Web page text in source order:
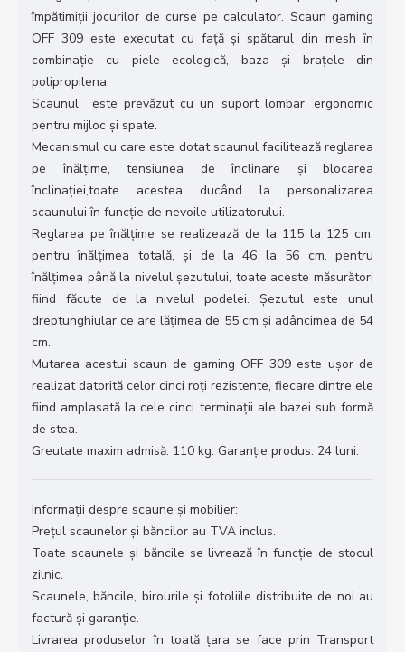
împătimiții jocurilor de curse pe calculator. Scaun gaming
OFF 309 este executat cu față și spătarul din mesh în
combinație cu piele ecologică, baza și brațele din
polipropilena.
Scaunul este prevăzut cu un suport lombar, ergonomic
pentru mijloc și spate.
Mecanismul cu care este dotat scaunul facilitează reglarea
pe înălțime, tensiunea de înclinare și blocarea
înclinației,toate acestea ducând la personalizarea
scaunului în funcție de nevoile utilizatorului.
Reglarea pe înălțime se realizează de la 115 la 125 cm,
pentru înălțimea totală, și de la 46 la 56 cm. pentru
înălțimea până la nivelul șezutului, toate aceste măsurători
fiind făcute de la nivelul podelei. Șezutul este unul
dreptunghiular ce are lățimea de 55 cm și adâncimea de 54
cm.
Mutarea acestui scaun de gaming OFF 309 este ușor de
realizat datorită celor cinci roți rezistente, fiecare dintre ele
fiind amplasată la cele cinci terminații ale bazei sub formă
de stea.
Greutate maxim admisă: 110 kg. Garanție produs: 24 luni.
Informații despre scaune și mobilier:
Prețul scaunelor și băncilor au TVA inclus.
Toate scaunele și băncile se livrează în funcție de stocul
zilnic.
Scaunele, băncile, birourile și fotoliile distribuite de noi au
factură și garanție.
Livrarea produselor în toată țara se face prin Transport